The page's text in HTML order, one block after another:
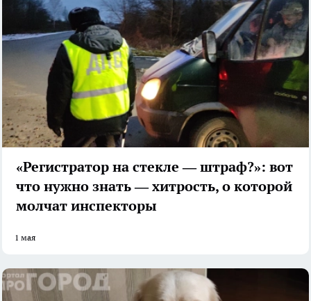
«Регистратор на стекле — штраф?»: вот
что нужно знать — хитрость, о которой
молчат инспекторы
1 мая